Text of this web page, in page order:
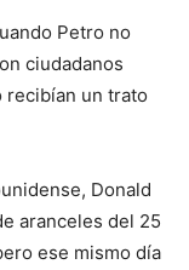
Petro no
ciudadanos
recibían un trato
Donald
aranceles del 25
ese mismo día